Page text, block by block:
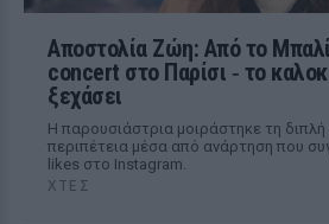
Αποστολία Ζώη: Από το
concert στο Παρίσι ‑ το
ξεχάσει
Η παρουσιάστρια μοιράστηκε τη διπλή
περιπέτεια μέσα από ανάρτηση που
likes στο Instagram.
ΧΤΕΣ